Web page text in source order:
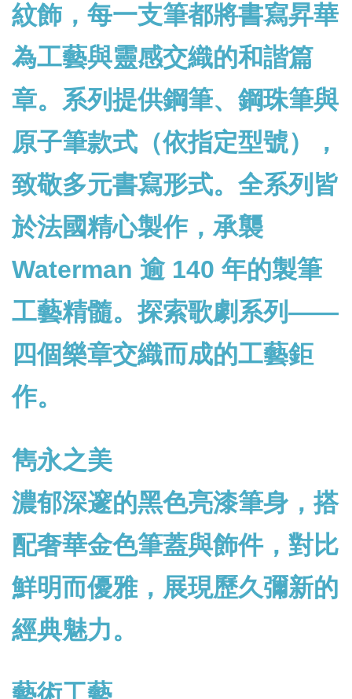
紋飾，每一支筆都將書寫昇華
為工藝與靈感交織的和諧篇
章。系列提供鋼筆、鋼珠筆與
原子筆款式（依指定型號），
致敬多元書寫形式。全系列皆
於法國精心製作，承襲
Waterman 逾 140 年的製筆
工藝精髓。探索歌劇系列——
四個樂章交織而成的工藝鉅
作。
雋永之美
濃郁深邃的黑色亮漆筆身，搭
配奢華金色筆蓋與飾件，對比
鮮明而優雅，展現歷久彌新的
經典魅力。